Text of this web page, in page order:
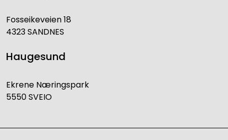
Fosseikeveien 18
4323 SANDNES
Haugesund
Ekrene Næringspark
5550 SVEIO